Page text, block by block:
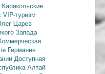
Каракольские
VIP-туризм
Царев
Запада
Германия
Доступная
Алтай